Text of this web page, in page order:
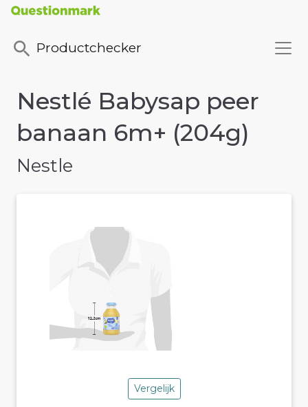
Productchecker
Nestlé Babysap peer
banaan 6m+ (204g)
Nestle
Vergelijk